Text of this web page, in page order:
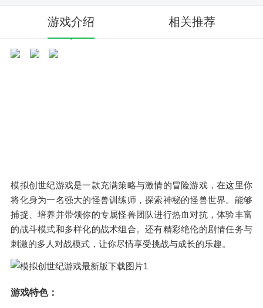
游戏介绍 相关推荐
模拟创世纪游戏是一款充满策略与激情的冒险游戏，在这里你
将化身为一名强大的怪兽训练师，探索神秘的怪兽世界。能够
捕捉、培养并带领你的专属怪兽团队进行热血对抗，体验丰富
的战斗模式和多样化的战术组合。还有精彩绝伦的剧情任务与
刺激的多人对战模式，让你尽情享受挑战与成长的乐趣。
游戏特色：